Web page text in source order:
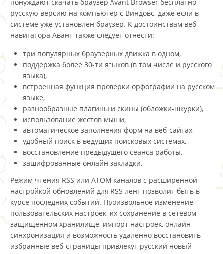
понуждают скачать браузер Avant Browser бесплатно
русскую версию на компьютер с Виндовс, даже если в
системе уже установлен браузер. К достоинствам веб-
навигатора Авант также следует отнести:
три популярных браузерных движка в одном,
поддержка более 30-ти языков (в том числе и русского
языка),
встроенная функция проверки орфографии на русском
языке,
разнообразные плагины и cкины (обложки-шкурки),
использование жестов мыши,
автоматическое заполнения форм на веб-сайтах,
удобный поиск в ведущих поисковых системах,
восстановление предыдущего сеанса работы,
зашифрованные онлайн закладки.
Режим чтения RSS или ATOM каналов с расширенной
настройкой обновлений для RSS лент позволит быть в
курсе последних событий. Произвольное изменение
пользовательских настроек, их сохранение в сетевом
защищенном хранилище, импорт настроек, онлайн
синхронизация и возможность удаленно восстановить
избранные веб-страницы привлекут русский новый